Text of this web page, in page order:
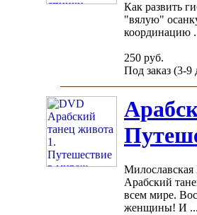
Как развить
"вялую"
координацию
250 руб.
Под заказ (3-9
Арабский
всем мире.
женщины! И